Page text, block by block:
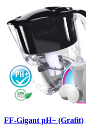
FF-Gigant pH+ (Grafit)